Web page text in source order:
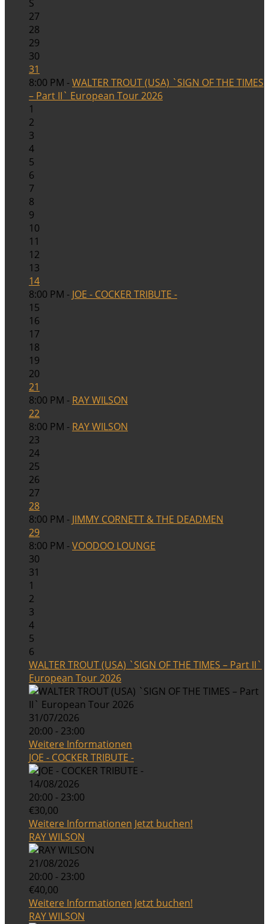
S
27
28
29
30
31
8:00 PM -WALTER TROUT (USA) `SIGN OF THE TIMES
– Part II` European Tour 2026
1
2
3
4
5
6
7
8
9
10
11
12
13
14
8:00 PM - JOE - COCKER TRIBUTE -
15
16
17
18
19
20
21
8:00 PM - RAY WILSON
22
8:00 PM - RAY WILSON
23
24
25
26
27
28
8:00 PM - JIMMY CORNETT & THE DEADMEN
29
8:00 PM -VOODOO LOUNGE
30
31
1
2
3
4
5
6
WALTER TROUT (USA) `SIGN OF THE TIMES – Part II`
European Tour 2026
31/07/2026
20:00 - 23:00
Weitere Informationen
JOE - COCKER TRIBUTE -
14/08/2026
20:00 - 23:00
€30,00
Weitere Informationen Jetzt buchen!
RAY WILSON
21/08/2026
20:00 - 23:00
€40,00
Weitere Informationen Jetzt buchen!
RAY WILSON